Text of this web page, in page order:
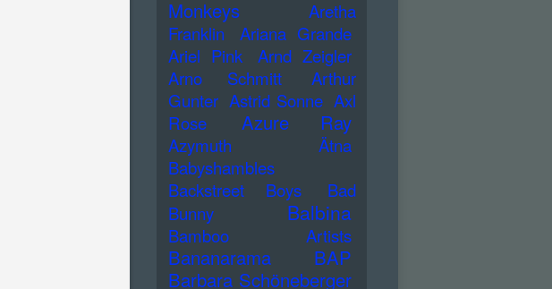
Monkeys
Aretha
Franklin
Ariana Grande
Ariel Pink
Arnd Zeigler
Arno Schmitt
Arthur
Gunter Astrid Sonne Axl
Rose
Azure Ray
Azymuth
Ätna
Babyshambles
Backstreet Boys
Bad
Bunny
Balbina
Bamboo Artists
Bananarama
BAP
Barbara Schöneberger